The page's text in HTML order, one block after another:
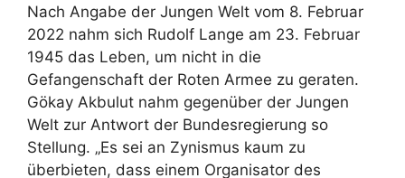
Nach Angabe der Jungen Welt vom 8. Februar
2022 nahm sich Rudolf Lange am 23. Februar
1945 das Leben, um nicht in die
Gefangenschaft der Roten Armee zu geraten.
Gökay Akbulut nahm gegenüber der Jungen
Welt zur Antwort der Bundesregierung so
Stellung. „Es sei an Zynismus kaum zu
überbieten, dass einem Organisator des